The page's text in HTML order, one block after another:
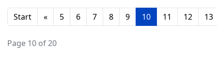
Start « 5 6 7 8 9 10 11 12 13
Page 10 of 20